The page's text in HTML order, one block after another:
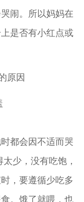
闹。所以妈妈在
是否有小红点或
都会因不适而哭
少，没有吃饱，
，要遵循少吃多
。饿了就喂，也